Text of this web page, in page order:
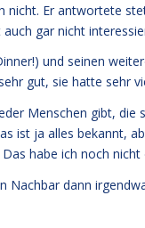
nicht. Er antwortete
gar nicht
und seinen
gut, sie hatte sehr
Menschen gibt, die
ist ja alles bekannt,
habe ich noch nicht
Nachbar dann